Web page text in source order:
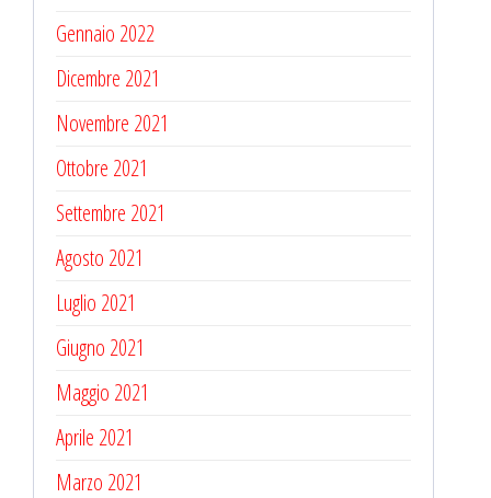
Gennaio 2022
Dicembre 2021
Novembre 2021
Ottobre 2021
Settembre 2021
Agosto 2021
Luglio 2021
Giugno 2021
Maggio 2021
Aprile 2021
Marzo 2021